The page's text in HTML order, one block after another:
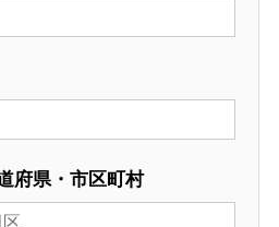
府県・市区町村